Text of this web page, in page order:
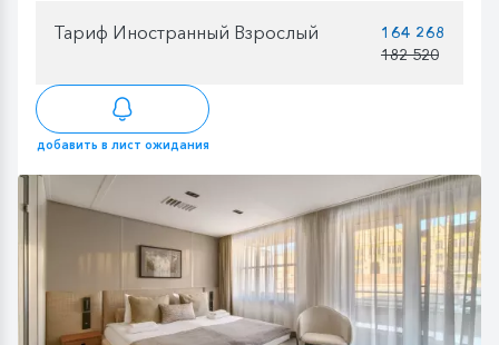
Тариф Иностранный Взрослый
164 268
182 520
добавить в лист ожидания